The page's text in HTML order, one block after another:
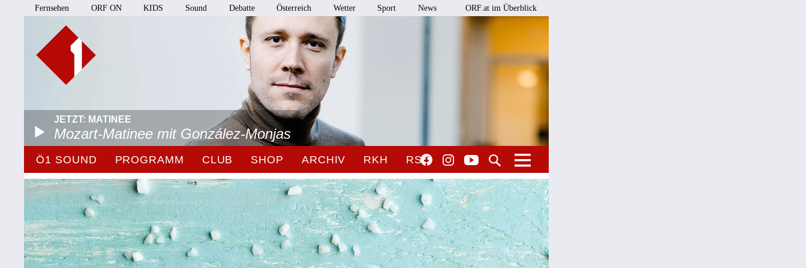
Fernsehen ORF ON KIDS Sound Debatte Österreich Wetter Sport News ORF.at im Überblick
JETZT: MATINEE
Mozart-Matinee mit González-Monjas
Ö1 SOUND PROGRAMM CLUB SHOP ARCHIV RKH RSO